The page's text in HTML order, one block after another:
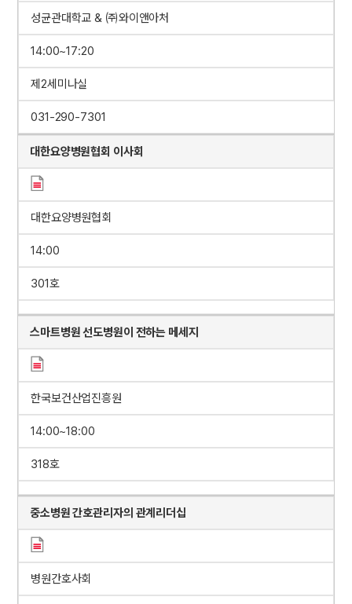
성균관대학교 & ㈜와이앤아처
14:00~17:20
제2세미나실
031-290-7301
대한요양병원협회 이사회
대한요양병원협회
14:00
301호
스마트병원 선도병원이 전하는 메세지
한국보건산업진흥원
14:00~18:00
318호
중소병원 간호관리자의 관계리더십
병원간호사회